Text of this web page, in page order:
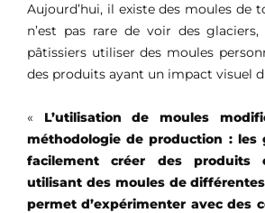
Aujourd’hui, il existe des moules de
n’est pas rare de voir des
pâtissiers utiliser des moules
des produits ayant un impact visuel
« L’utilisation de moules
méthodologie de production : les
facilement créer des produits
utilisant des moules de
permet d’expérimenter avec des